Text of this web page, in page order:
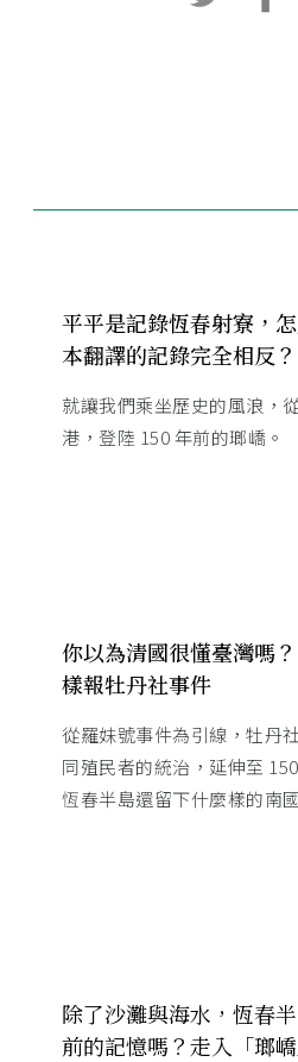
平平是記錄恆春射寮，
本翻譯的記錄完全相反？
就讓我們乘坐歷史的風浪，
港，登陸 150 年前的瑯嶠。
你以為清國很懂臺灣嗎
樣報牡丹社事件
從羅妹號事件為引線，牡丹
同殖民者的統治，延伸至
恆春半島還留下什麼樣的南
除了沙灘與海水，恆春
前的記憶嗎？走入「瑯